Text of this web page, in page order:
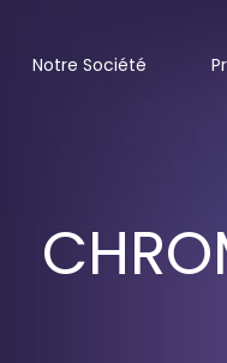
Notre Société